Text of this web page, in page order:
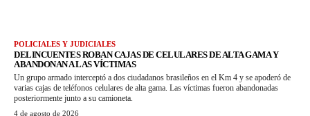
POLICIALES Y JUDICIALES
DELINCUENTES ROBAN CAJAS DE CELULARES DE ALTA GAMA Y
ABANDONAN A LAS VÍCTIMAS
Un grupo armado interceptó a dos ciudadanos brasileños en el Km 4 y se apoderó de
varias cajas de teléfonos celulares de alta gama. Las víctimas fueron abandonadas
posteriormente junto a su camioneta.
4 de agosto de 2026